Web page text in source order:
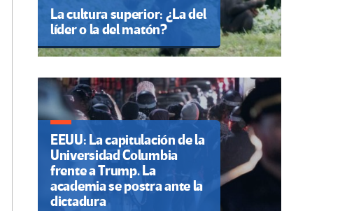
La cultura superior: ¿La del
líder o la del matón?
EEUU: La capitulación de la
Universidad Columbia
frente a Trump. La
academia se postra ante la
dictadura